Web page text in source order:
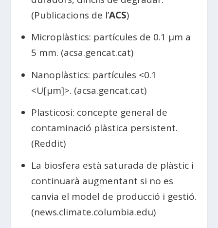
(Publicacions de l’ACS)
Microplàstics: partícules de 0.1 µm a
5 mm. (acsa.gencat.cat)
Nanoplàstics: partícules <0.1
<U[µm]>. (acsa.gencat.cat)
Plasticosi: concepte general de
contaminació plàstica persistent.
(Reddit)
La biosfera està saturada de plàstic i
continuarà augmentant si no es
canvia el model de producció i gestió.
(news.climate.columbia.edu)